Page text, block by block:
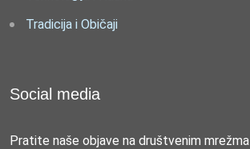
Tradicija i Običaji
Social media
Pratite naše objave na društvenim mrežma